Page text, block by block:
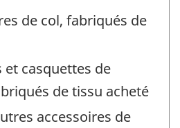
de col, fabriqués de
et casquettes de
de tissu acheté
accessoires de